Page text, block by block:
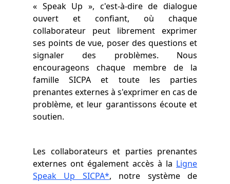
« Speak Up », c'est-à-dire de dialogue
ouvert et confiant, où chaque
collaborateur peut librement exprimer
ses points de vue, poser des questions et
signaler des problèmes. Nous
encourageons chaque membre de la
famille SICPA et toute les parties
prenantes externes à s'exprimer en cas de
problème, et leur garantissons écoute et
soutien.
Les collaborateurs et parties prenantes
externes ont également accès à la Ligne
Speak Up SICPA*, notre système de